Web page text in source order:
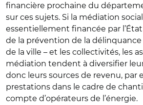
financière prochaine du
sur ces sujets. Si la médiation
essentiellement financée par
de la prévention de la
de la ville – et les collectivités, les
médiation tendent à diversifier
donc leurs sources de revenu, par
prestations dans le cadre de
compte d’opérateurs de l’énergie.